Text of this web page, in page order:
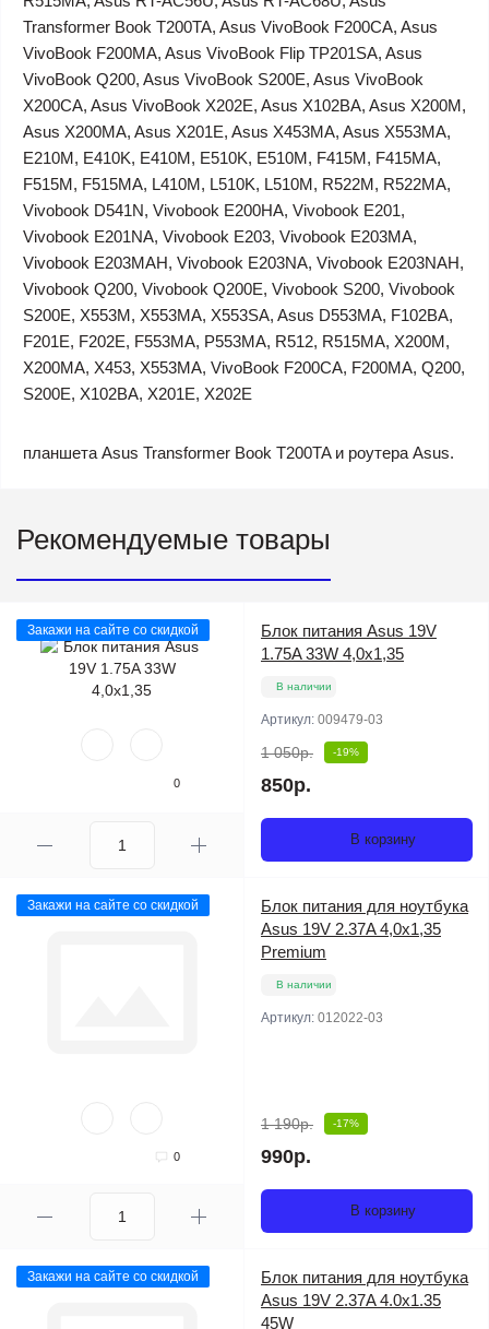
Transformer Book T200TA, Asus VivoBook F200CA, Asus
VivoBook F200MA, Asus VivoBook Flip TP201SA, Asus
VivoBook Q200, Asus VivoBook S200E, Asus VivoBook
X200CA, Asus VivoBook X202E, Asus X102BA, Asus X200M,
Asus X200MA, Asus X201E, Asus X453MA, Asus X553MA,
E210M, E410K, E410M, E510K, E510M, F415M, F415MA,
F515M, F515MA, L410M, L510K, L510M, R522M, R522MA,
Vivobook D541N, Vivobook E200HA, Vivobook E201,
Vivobook E201NA, Vivobook E203, Vivobook E203MA,
Vivobook E203MAH, Vivobook E203NA, Vivobook E203NAH,
Vivobook Q200, Vivobook Q200E, Vivobook S200, Vivobook
S200E, X553M, X553MA, X553SA, Asus D553MA, F102BA,
F201E, F202E, F553MA, P553MA, R512, R515MA, X200M,
X200MA, X453, X553MA, VivoBook F200CA, F200MA, Q200,
S200E, X102BA, X201E, X202E
планшета Asus Transformer Book T200TA и роутера Asus.
Рекомендуемые товары
Закажи на сайте со скидкой
0
Блок питания Asus 19V
1.75A 33W 4,0x1,35
В наличии
Артикул: 009479-03
1 050р. -19%
850р.
В корзину
Закажи на сайте со скидкой
0
Блок питания для ноутбука
Asus 19V 2.37A 4,0x1,35
Premium
В наличии
Артикул: 012022-03
1 190р. -17%
990р.
В корзину
Закажи на сайте со скидкой
Блок питания для ноутбука
Asus 19V 2.37A 4.0x1.35
45W